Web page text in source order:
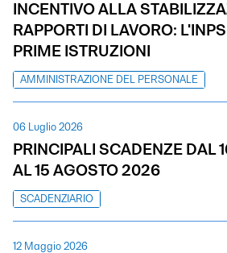
INCENTIVO ALLA
RAPPORTI DI LAVORO:
PRIME ISTRUZIONI
AMMINISTRAZIONE DEL PERSONALE
06 Luglio 2026
PRINCIPALI SCADENZE DAL
AL 15 AGOSTO 2026
SCADENZIARIO
12 Maggio 2026